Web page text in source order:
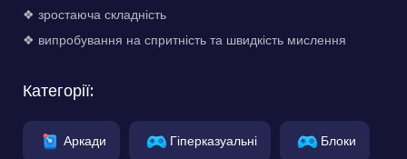
❖ зростаюча складність
❖ випробування на спритність та швидкість мислення
Категорії:
Аркади Гіперказуальні Блоки